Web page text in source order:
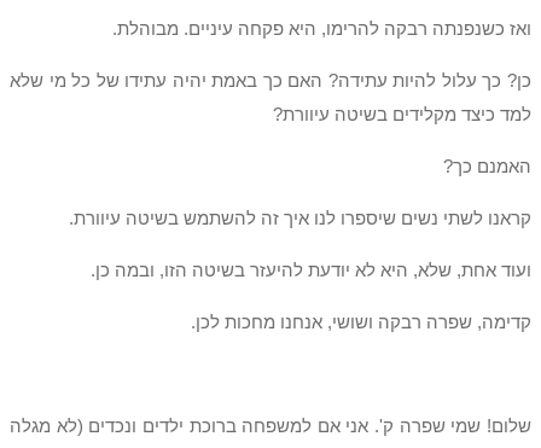
ואז כשנפנתה רבקה להרימו, היא פקחה עיניים. מבוהלת.
כן? כך עלול להיות עתידה? האם כך באמת יהיה עתידו של כל מי שלא
למד כיצד מקלידים בשיטה עיוורת?
האמנם כך?
קראנו לשתי נשים שיספרו לנו איך זה להשתמש בשיטה עיוורת.
ועוד אחת, שלא, היא לא יודעת להיעזר בשיטה הזו, ובמה כן.
קדימה, שפרה רבקה ושושי, אנחנו מחכות לכן.
שלום! שמי שפרה ק'. אני אם למשפחה ברוכת ילדים ונכדים (לא מגלה